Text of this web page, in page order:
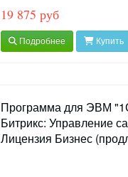
19 875 руб
Подробнее Купить
Программа для ЭВМ
Битрикс: Управление
Лицензия Бизнес